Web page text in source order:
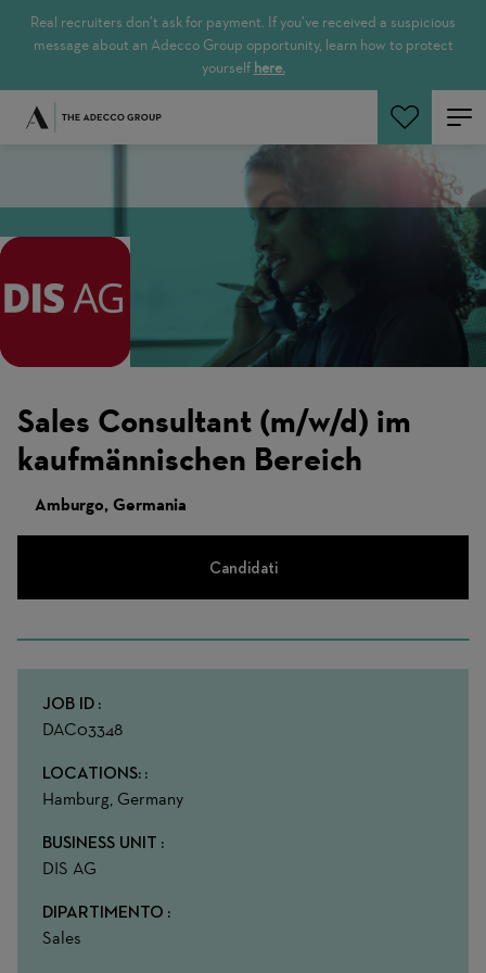
Real recruiters don’t ask for payment. If you’ve received a suspicious
message about an Adecco Group opportunity, learn how to protect
yourself here.
Cerca offerte
Sales Consultant (m/w/d) im
kaufmännischen Bereich
Amburgo, Germania
Candidati
JOB ID
DAC03348
LOCATIONS:
Hamburg, Germany
BUSINESS UNIT
DIS AG
DIPARTIMENTO
Sales